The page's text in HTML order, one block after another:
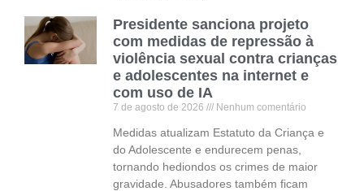
Presidente sanciona projeto
com medidas de repressão à
violência sexual contra crianças
e adolescentes na internet e
com uso de IA
7 de agosto de 2026 Nenhum comentário
Medidas atualizam Estatuto da Criança e
do Adolescente e endurecem penas,
tornando hediondos os crimes de maior
gravidade. Abusadores também ficam